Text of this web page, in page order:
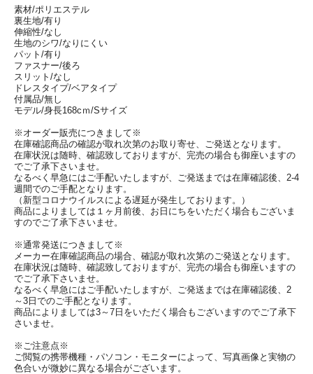
素材/ポリエステル
裏生地/有り
伸縮性/なし
生地のシワ/なりにくい
パット/有り
ファスナー/後ろ
スリット/なし
ドレスタイプ/ベアタイプ
付属品/無し
モデル/身長168cｍ/Sサイズ
※オーダー販売につきまして※
在庫確認商品の確認が取れ次第のお取り寄せ、ご発送となります。
在庫状況は随時、確認致しておりますが、完売の場合も御座いますの
でご了承下さいませ。
なるべく早急にはご手配いたしますが、ご発送までは在庫確認後、2-4
週間でのご手配となります。
（新型コロナウイルスによる遅延が発生しております。）
商品によりましては１ヶ月前後、お日にちをいただく場合もございま
すのでご了承下さいませ。
※通常発送につきまして※
メーカー在庫確認商品の場合、確認が取れ次第のご発送となります。
在庫状況は随時、確認致しておりますが、完売の場合も御座いますの
でご了承下さいませ。
なるべく早急にはご手配いたしますが、ご発送までは在庫確認後、2
～3日でのご手配となります。
商品によりましては3～7日をいただく場合もございますのでご了承下
さいませ。
※ご注意点※
ご閲覧の携帯機種・パソコン・モニターによって、写真画像と実物の
色合いが微妙に異なる場合がございます。